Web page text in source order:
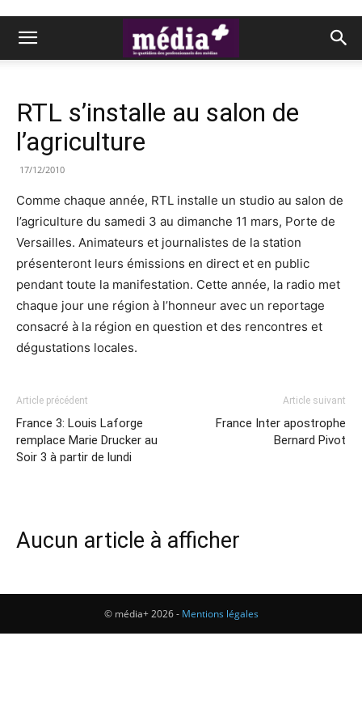
RTL s’installe au salon de
l’agriculture
17/12/2010
Comme chaque année, RTL installe un studio au salon de
l’agriculture du samedi 3 au dimanche 11 mars, Porte de
Versailles. Animateurs et journalistes de la station
présenteront leurs émissions en direct et en public
pendant toute la manifestation. Cette année, la radio met
chaque jour une région à l’honneur avec un reportage
consacré à la région en question et des rencontres et
dégustations locales.
Article précédent
France 3: Louis Laforge
remplace Marie Drucker au
Soir 3 à partir de lundi
Article suivant
France Inter apostrophe
Bernard Pivot
Aucun article à afficher
© média+ 2026 - Mentions légales